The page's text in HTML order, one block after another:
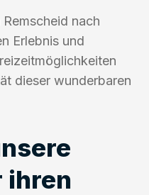
nach
Erlebnis und
dieser wunderbaren
ihren